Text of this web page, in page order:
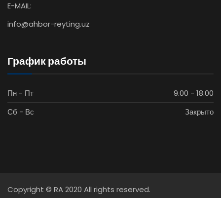
E-MAIL:
info@ahbor-reyting.uz
График работы
Пн - Пт
9.00 - 18.00
Сб - Вс
Закрыто
Copyright © RA 2020 All rights reserved.